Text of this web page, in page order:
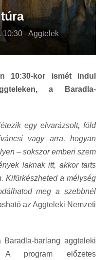
10:30 - Aggtelek
10:30-kor ismét indul
a Baradla-
egy elvarázsolt, föld
vagy arra, hogyan
– sokszor emberi szem
laknak itt, akkor tarts
Kifürkészheted a mélység
meg a szebbnél
az Aggteleki Nemzeti
barlang aggteleki
A program előzetes